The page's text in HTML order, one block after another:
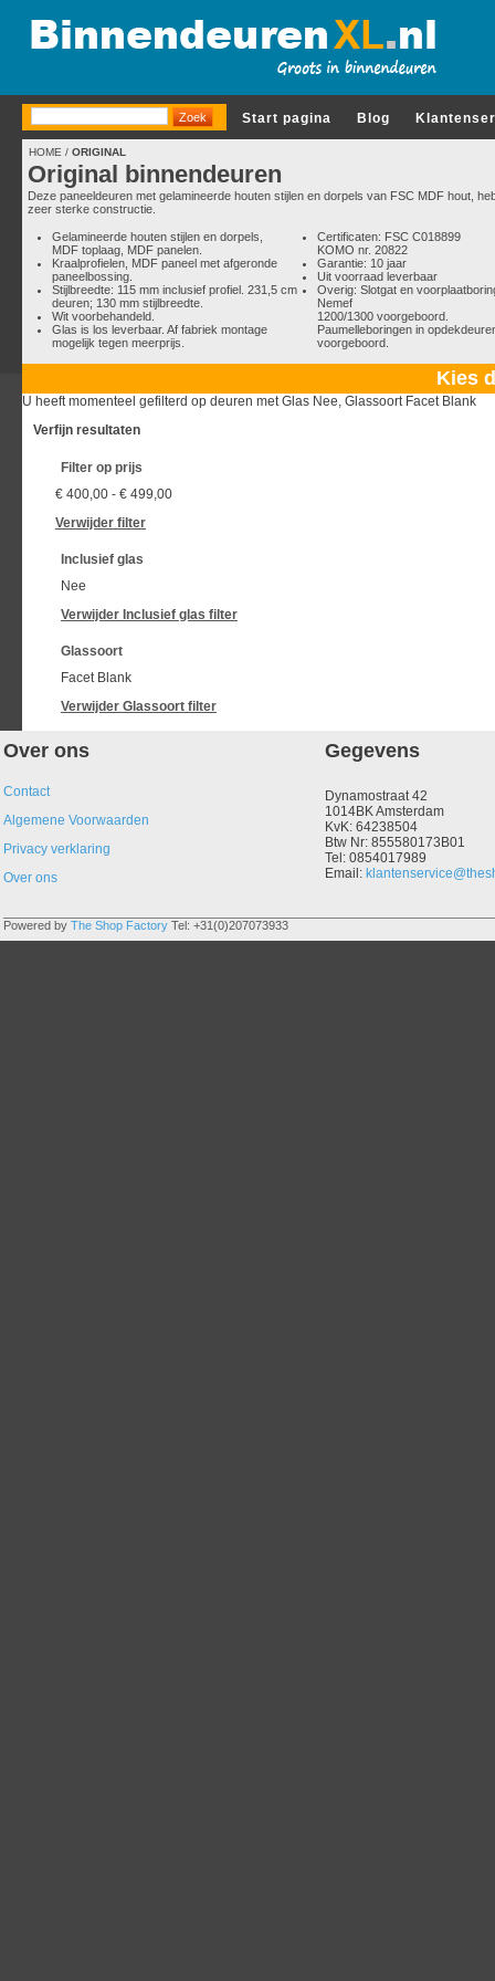
Start pagina Blog
HOME / ORIGINAL
Original binnendeuren
Deze paneeldeuren met gelamineerde houten stijlen en dorpels van FSC MDF hout,
zeer sterke constructie.
Gelamineerde houten stijlen en dorpels,
MDF toplaag, MDF panelen.
Kraalprofielen, MDF paneel met afgeronde
paneelbossing.
Stijlbreedte: 115 mm inclusief profiel. 231,5 cm
deuren; 130 mm stijlbreedte.
Wit voorbehandeld.
Glas is los leverbaar. Af fabriek montage
mogelijk tegen meerprijs.
Certificaten: FSC C018899
KOMO nr. 20822
Garantie: 10 jaar
Uit voorraad leverbaar
Overig: Slotgat en
Nemef
1200/1300 voorgeboord.
Paumelleboringen in
voorgeboord.
Kies
U heeft momenteel gefilterd op deuren met Glas Nee, Glassoort Facet Blank
Verfijn resultaten
Filter op prijs
€ 400,00 - € 499,00
Verwijder filter
Inclusief glas
Nee
Verwijder Inclusief glas filter
Glassoort
Facet Blank
Verwijder Glassoort filter
Over ons Gegevens
Contact
Algemene Voorwaarden
Privacy verklaring
Over ons
Dynamostraat 42
1014BK Amsterdam
KvK: 64238504
Btw Nr: 855580173B01
Tel: 0854017989
Email:
Powered by The Shop Factory Tel: +31(0)207073933